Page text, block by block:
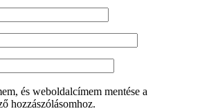
és weboldalcímem mentése a
hozzászólásomhoz.